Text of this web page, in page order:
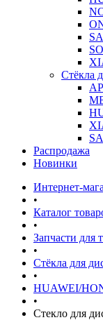
Стёкла
Распродажа
Новинки
Интернет-
•
Каталог
•
Запчасти для
•
Стёкла для
•
HUAWEI/
•
Стекло для